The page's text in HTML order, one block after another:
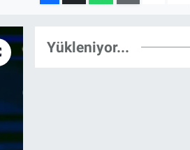
Yükleniyor...